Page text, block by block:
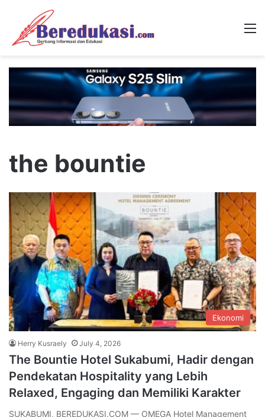
the bountie
Ekonomi
Herry Kusraely July 4, 2026
The Bountie Hotel Sukabumi, Hadir dengan
Pendekatan Hospitality yang Lebih
Relaxed, Engaging dan Memiliki Karakter
SUKABUMI, BEREDUKASI.COM — OMEGA Hotel Management